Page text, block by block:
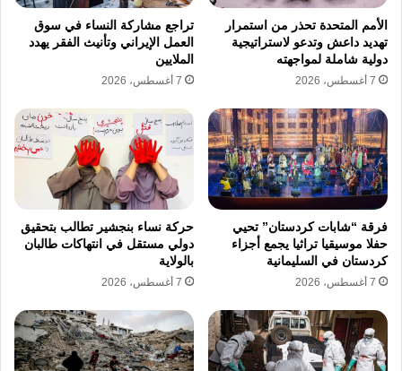
الاعتداءات الجنسية والتعذيب الكاريكاتوري.
وشددت الجهات المهنية على عدم صحة شائعات
سحب المقال مؤكدة مصداقية المراسل
المتخصص في تغطية العنف الجنسي بمناطق
النزاع. وتأتي هذه التطورات وسط تقارير متزايدة
عن وفيات داخل السجون وحالات تعذيب وحشية.
انتهاكات جنسية تعذيب السجون
جرائم الاحتلال حقوق الإنسان
معتقلين فلسطينيين
الأمم المتحدة تحذر من استمرار
تهديد داعش وتدعو لاستراتيجية
دولية شاملة لمواجهته
7 أغسطس، 2026
تراجع مشاركة النساء في سوق
العمل الإيراني وتأنيث الفقر يهدد
الملايين
7 أغسطس، 2026
فرقة “شابات كردستان” تحيي
حفلا موسيقيا تراثيا يجمع أجزاء
كردستان في السليمانية
7 أغسطس، 2026
حركة نساء بنجشير تطالب بتحقيق
دولي مستقل في انتهاكات طالبان
بالولاية
7 أغسطس، 2026